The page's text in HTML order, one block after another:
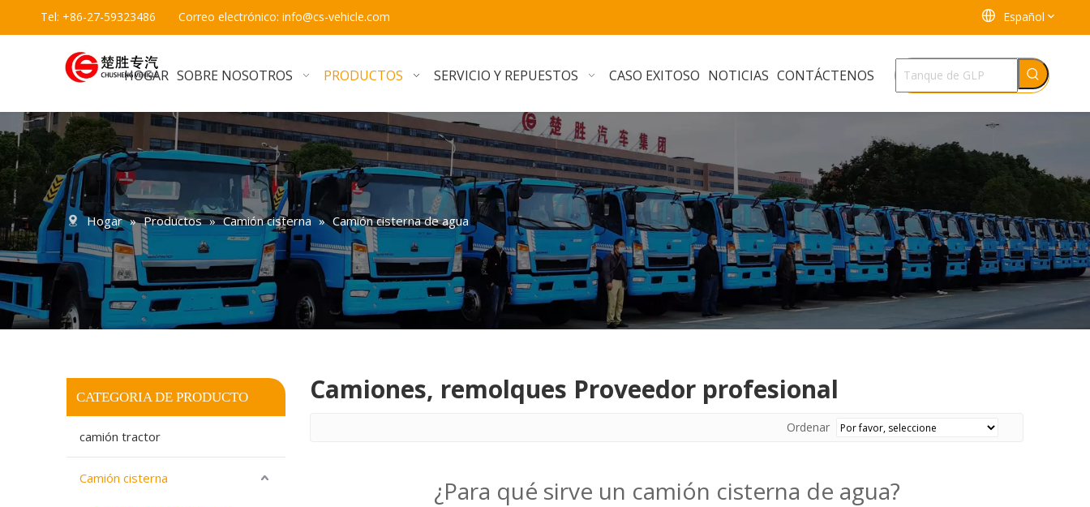
Tel: +86-27-59323486 Correo electrónico: info@cs-vehicle.com Español
HOGAR SOBRE NOSOTROS PRODUCTOS SERVICIO Y REPUESTOS CASO EXITOSO NOTICIAS CONTÁCTENOS
Hogar » Productos » Camión cisterna » Camión cisterna de agua
CATEGORIA DE PRODUCTO
camión tractor
Camión cisterna
Camiones, remolques Proveedor profesional
Ordenar
¿Para qué sirve un camión cisterna de agua?